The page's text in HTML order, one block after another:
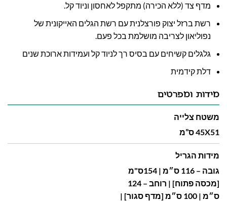
מדף צד (ללא הכירה) מתקפל לאחסון וניוד קל.
רשת ברזל יצוק פורצלנית עם רשת הגלים האייקונית של
נפוליאון לצריבה מושלמת בכל פעם.
גלגלים קשיחים עם בסיס רך לניוד קל ועמידות ארוכת שנים
דלת קידמית
מידות ומפרטים
משטח צלייה
45X51 ס”מ
מידות הגריל
גובה – 116 ס״מ | 154ס"מ
[מכסה פתוח] | רוחב – 124
ס״מ | 100 ס״מ [מדף סגור] |